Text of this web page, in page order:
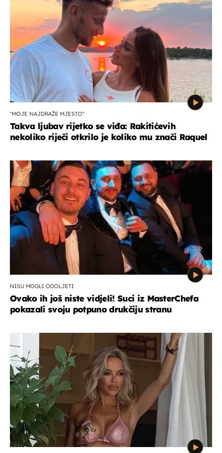
"MOJE NAJDRAŽE MJESTO"
Takva ljubav rijetko se viđa: Rakitićevih
nekoliko riječi otkrilo je koliko mu znači Raquel
NISU MOGLI ODOLJETI
Ovako ih još niste vidjeli! Suci iz MasterChefa
pokazali svoju potpuno drukčiju stranu